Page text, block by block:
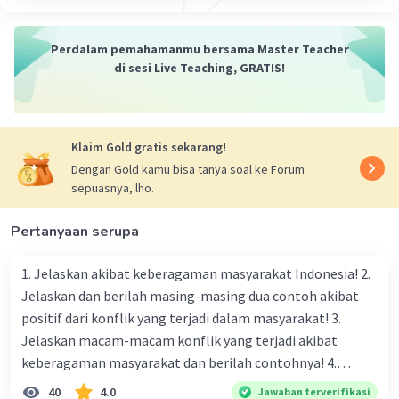
Perdalam pemahamanmu bersama Master Teacher
di sesi Live Teaching, GRATIS!
Klaim Gold gratis sekarang!
Dengan Gold kamu bisa tanya soal ke Forum
sepuasnya, lho.
Pertanyaan serupa
1. Jelaskan akibat keberagaman masyarakat Indonesia! 2.
Jelaskan dan berilah masing-masing dua contoh akibat
positif dari konflik yang terjadi dalam masyarakat! 3.
Jelaskan macam-macam konflik yang terjadi akibat
keberagaman masyarakat dan berilah contohnya! 4.
Mengapa dalam masyarakat yang memiliki keberagaman
40 4.0 Jawaban terverifikasi